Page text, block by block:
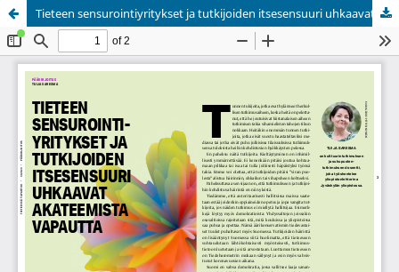
Tieteen sensurointiyritykset ja tutkijoiden itsesensuuri uhkaavat akateemista vapautta
Palvelua ylläpitääTieteellisten seurain valtuuskunta.